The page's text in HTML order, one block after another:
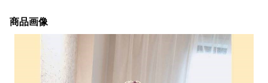
商品画像